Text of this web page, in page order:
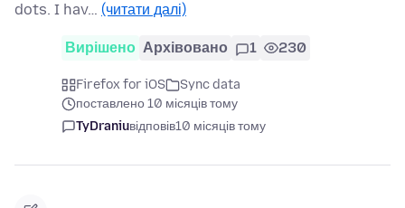
dots. I hav… (читати далі)
Вирішено Архівовано 1 230
Firefox for iOS
Sync data
поставлено 10 місяців тому
TyDraniuвідповів10 місяців тому